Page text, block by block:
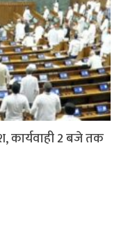
कार्यवाही 2 बजे तक